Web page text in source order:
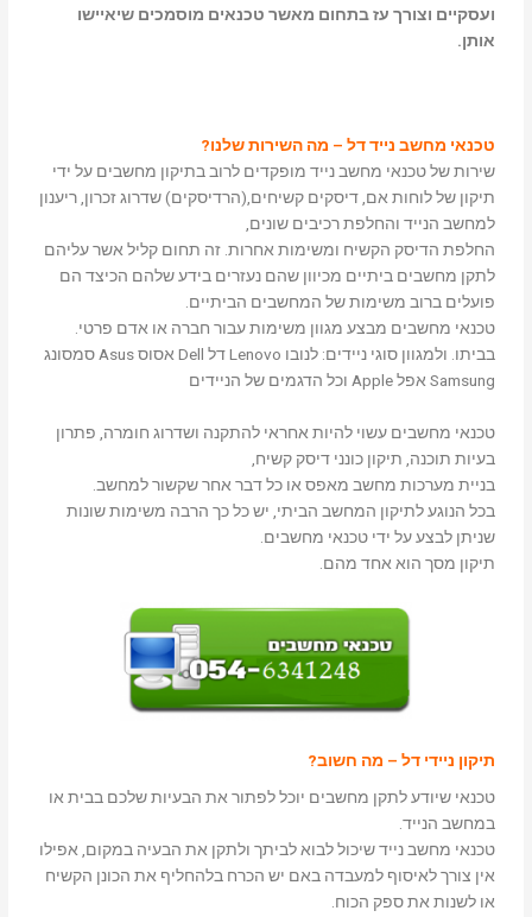
ועסקיים וצורך עז בתחום מאשר טכנאים מוסמכים שיאיישו
אותן.
טכנאי מחשב נייד דל – מה השירות שלנו?
שירות של טכנאי מחשב נייד מופקדים לרוב בתיקון מחשבים על ידי
תיקון של לוחות אם, דיסקים קשיחים,(הרדיסקים) שדרוג זכרון, ריענון
למחשב הנייד והחלפת רכיבים שונים,
החלפת הדיסק הקשיח ומשימות אחרות. זה תחום קליל אשר עליהם
לתקן מחשבים ביתיים מכיוון שהם נעזרים בידע שלהם הכיצד הם
פועלים ברוב משימות של המחשבים הביתיים.
טכנאי מחשבים מבצע מגוון משימות עבור חברה או אדם פרטי.
בביתו. ולמגוון סוגי ניידים: לנובו Lenovo דל Dell אסוס Asus סמסונג
Samsung אפל Apple וכל הדגמים של הניידים
טכנאי מחשבים עשוי להיות אחראי להתקנה ושדרוג חומרה, פתרון
בעיות תוכנה, תיקון כונני דיסק קשיח,
בניית מערכות מחשב מאפס או כל דבר אחר שקשור למחשב.
בכל הנוגע לתיקון המחשב הביתי, יש כל כך הרבה משימות שונות
שניתן לבצע על ידי טכנאי מחשבים.
תיקון מסך הוא אחד מהם.
תיקון ניידי דל – מה חשוב?
טכנאי שיודע לתקן מחשבים יוכל לפתור את הבעיות שלכם בבית או
במחשב הנייד.
טכנאי מחשב נייד שיכול לבוא לביתך ולתקן את הבעיה במקום, אפילו
אין צורך לאיסוף למעבדה באם יש הכרח בלהחליף את הכונן הקשיח
או לשנות את ספק הכוח.